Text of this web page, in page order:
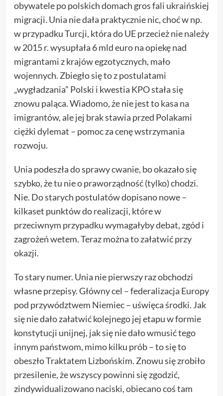
obywatele po polskich domach gros fali ukraińskiej
migracji. Unia nie dała praktycznie nic, choć w np.
w przypadku Turcji, która do UE przecież nie należy
w 2015 r. wysupłała 6 mld euro na opiekę nad
migrantami z krajów egzotycznych, mało
wojennych. Zbiegło się to z postulatami
„wygładzania” Polski i kwestia KPO stała się
znowu paląca. Wiadomo, że nie jest to kasa na
imigrantów, ale jej brak stawia przed Polakami
ciężki dylemat – pomoc za cenę wstrzymania
rozwoju.
Unia podeszła do sprawy cwanie, bo okazało się
szybko, że tu nie o praworządność (tylko) chodzi.
Nie. Do starych postulatów dopisano nowe –
kilkaset punktów do realizacji, które w
przeciwnym przypadku wymagałyby debat, zgód i
zagrożeń wetem. Teraz można to załatwić przy
okazji.
To stary numer. Unia nie pierwszy raz obchodzi
własne przepisy. Główny cel – federalizacja Europy
pod przywództwem Niemiec – uświęca środki. Jak
się nie dało załatwić kolejnego jej etapu w formie
konstytucji unijnej, jak się nie dało wmusić tego
innym państwom, mimo kilku prób – to się to
obeszło Traktatem Lizbońskim. Znowu się zrobiło
przesilenie, że wszyscy powinni się zgodzić,
zindywidualizowano naciski, obiecano coś tam